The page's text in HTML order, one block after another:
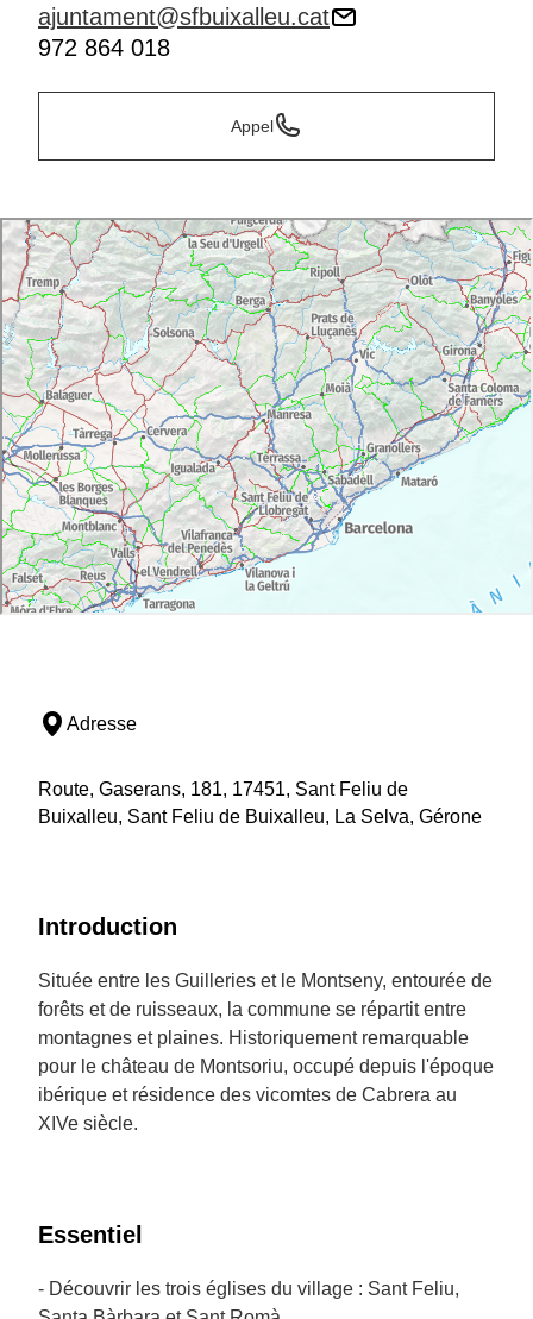
ajuntament@sfbuixalleu.cat
972 864 018
Appel
Adresse
Route, Gaserans, 181, 17451, Sant Feliu de
Buixalleu, Sant Feliu de Buixalleu, La Selva, Gérone
Introduction
Située entre les Guilleries et le Montseny, entourée de
forêts et de ruisseaux, la commune se répartit entre
montagnes et plaines. Historiquement remarquable
pour le château de Montsoriu, occupé depuis l'époque
ibérique et résidence des vicomtes de Cabrera au
XIVe siècle.
Essentiel
- Découvrir les trois églises du village : Sant Feliu,